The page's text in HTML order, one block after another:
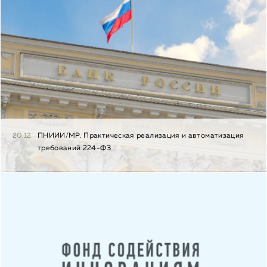
20.12
ПНИИИ/МР. Практическая реализация и автоматизация
требований 224-ФЗ